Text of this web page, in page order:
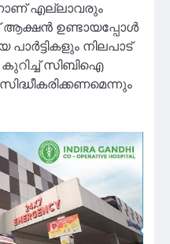
എല്ലാവരും
ആക്ഷൻ ഉണ്ടായപ്പോൾ
പാർട്ടികളും നിലപാട്
കുറിച്ച് സിബിഐ